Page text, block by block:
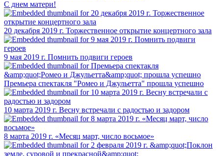
С днем матери!
20 декабря 2019 г. Торжественное открытие концертного зала
9 мая 2019 г. Помнить подвиги героев
Премьера спектакля "Ромео и Джульетта" прошла успешно
10 марта 2019 г. Весну встречали с радостью и задором
8 марта 2019 г. «Месяц март, число восьмое»